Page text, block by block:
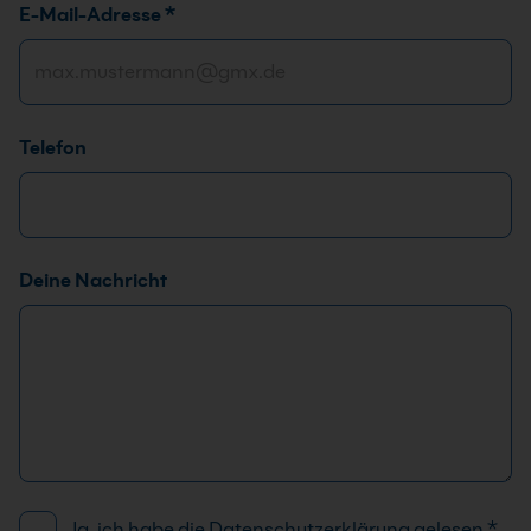
s
e
E-Mail-Adresse *
Telefon
Deine Nachricht
D